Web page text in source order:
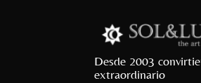
Desde 2003
extraordinario